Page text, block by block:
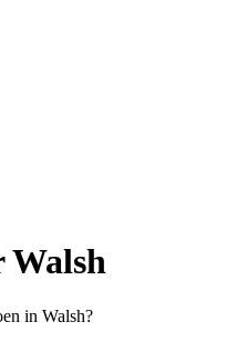
Walsh
in Walsh?